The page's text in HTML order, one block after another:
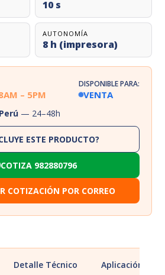
10 s
AUTONOMÍA
8 h (impresora)
– 5PM
DISPONIBLE PARA:
VENTA
— 24–48h
ESTE PRODUCTO?
COTIZA 982880796
COTIZACIÓN POR CORREO
Detalle Técnico Aplicación